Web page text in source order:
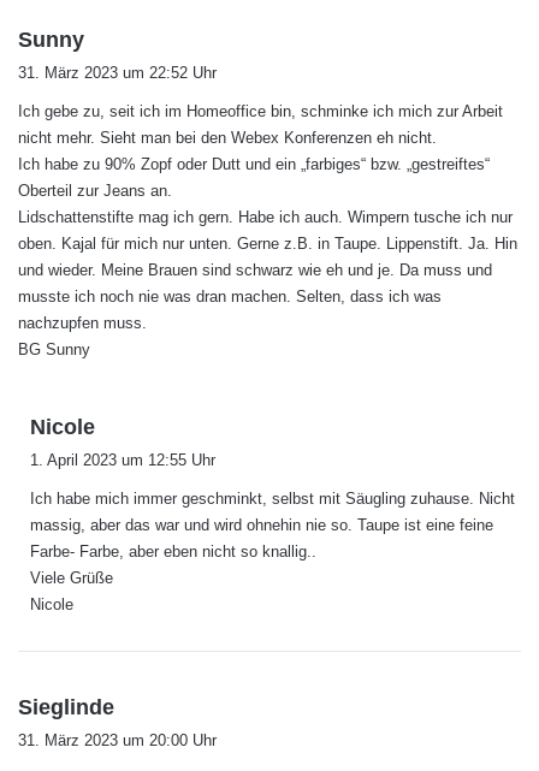
Sunny
t
:
31. März 2023 um 22:52 Uhr
Ich gebe zu, seit ich im Homeoffice bin, schminke ich mich zur Arbeit
nicht mehr. Sieht man bei den Webex Konferenzen eh nicht.
Ich habe zu 90% Zopf oder Dutt und ein „farbiges“ bzw. „gestreiftes“
Oberteil zur Jeans an.
Lidschattenstifte mag ich gern. Habe ich auch. Wimpern tusche ich nur
oben. Kajal für mich nur unten. Gerne z.B. in Taupe. Lippenstift. Ja. Hin
und wieder. Meine Brauen sind schwarz wie eh und je. Da muss und
musste ich noch nie was dran machen. Selten, dass ich was
nachzupfen muss.
BG Sunny
Nicole
t
:
1. April 2023 um 12:55 Uhr
Ich habe mich immer geschminkt, selbst mit Säugling zuhause. Nicht
massig, aber das war und wird ohnehin nie so. Taupe ist eine feine
Farbe- Farbe, aber eben nicht so knallig..
Viele Grüße
Nicole
Sieglinde
31. März 2023 um 20:00 Uhr